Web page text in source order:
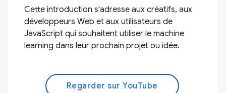
Cette introduction s'adresse aux créatifs, aux
développeurs Web et aux utilisateurs de
JavaScript qui souhaitent utiliser le machine
learning dans leur prochain projet ou idée.
Regarder sur YouTube